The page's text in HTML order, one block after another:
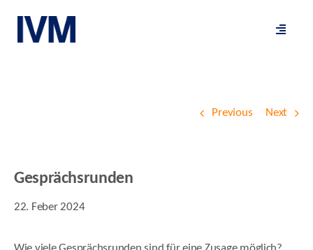
content
Toggle
Previous Next
Gesprächsrunden
22. Feber 2024